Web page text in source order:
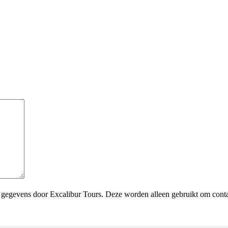
door Excalibur Tours. Deze worden alleen gebruikt om